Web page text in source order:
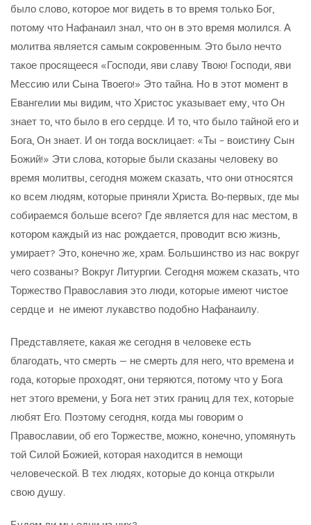
было слово, которое мог видеть в то время только Бог,
потому что Нафанаил знал, что он в это время молился. А
молитва является самым сокровенным. Это было нечто
такое просящееся «Господи, яви славу Твою! Господи, яви
Мессию или Сына Твоего!» Это тайна. Но в этот момент в
Евангелии мы видим, что Христос указывает ему, что Он
знает то, что было в его сердце. И то, что было тайной его и
Бога, Он знает. И он тогда восклицает: «Ты – воистину Сын
Божий!» Эти слова, которые были сказаны человеку во
время молитвы, сегодня можем сказать, что они относятся
ко всем людям, которые приняли Христа. Во-первых, где мы
собираемся больше всего? Где является для нас местом, в
котором каждый из нас рождается, проводит всю жизнь,
умирает? Это, конечно же, храм. Большинство из нас вокруг
чего созваны? Вокруг Литургии. Сегодня можем сказать, что
Торжество Православия это люди, которые имеют чистое
сердце и не имеют лукавство подобно Нафанаилу.
Представляете, какая же сегодня в человеке есть
благодать, что смерть — не смерть для него, что времена и
года, которые проходят, они теряются, потому что у Бога
нет этого времени, у Бога нет этих границ для тех, которые
любят Его. Поэтому сегодня, когда мы говорим о
Православии, об его Торжестве, можно, конечно, упомянуть
той Силой Божией, которая находится в немощи
человеческой. В тех людях, которые до конца открыли
свою душу.